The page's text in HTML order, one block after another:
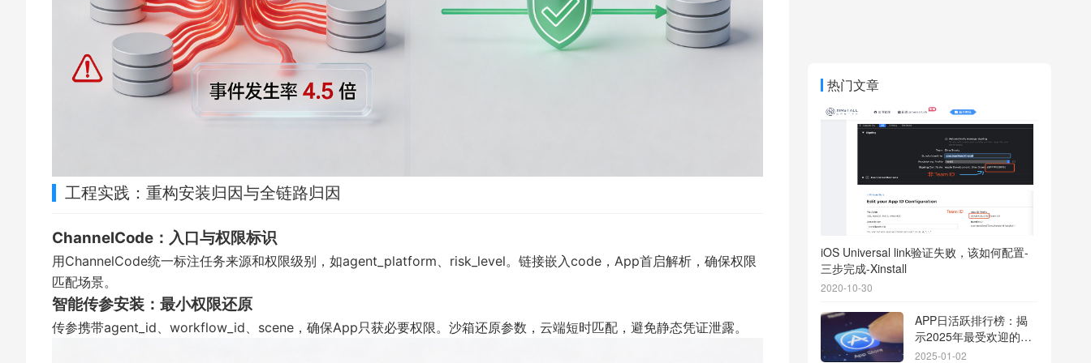
工程实践：重构安装归因与全链路归因
ChannelCode：入口与权限标识
用ChannelCode统一标注任务来源和权限级别，如agent_platform、risk_level。链接嵌入code，App首启解析，确保权限
匹配场景。
智能传参安装：最小权限还原
传参携带agent_id、workflow_id、scene，确保App只获必要权限。沙箱还原参数，云端短时匹配，避免静态凭证泄露。
热门文章
iOS Universal link验证失败，该如何配置-
三步完成-Xinstall
2020-10-30
APP日活跃排行榜：揭
示2025年最受欢迎的应
用背后的秘密
2025-01-02